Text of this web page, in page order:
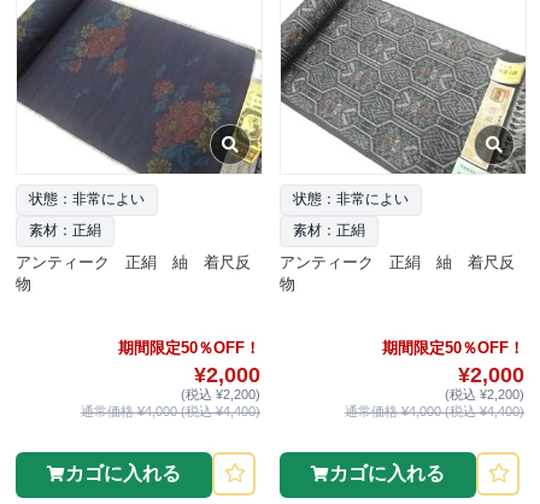
状態：非常によい
素材：正絹
アンティーク 正絹 紬 着尺反
物
期間限定50％OFF！
¥2,000
(税込 ¥2,200)
通常価格 ¥4,000 (税込 ¥4,400)
カゴに入れる
状態：非常によい
素材：正絹
アンティーク 正絹 紬 着尺反
物
期間限定50％OFF！
¥2,000
(税込 ¥2,200)
通常価格 ¥4,000 (税込 ¥4,400)
カゴに入れる